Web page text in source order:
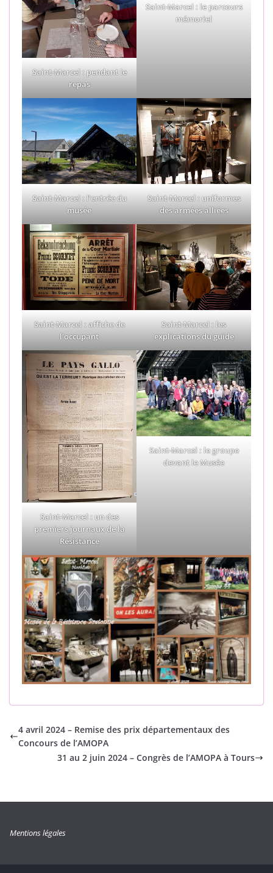
Saint-Marcel : pendant le
repas
Saint-Marcel : le parcours
mémoriel
Saint-Marcel : l’entrée du
musée
Saint-Marcel : uniformes
des armées alliées
Saint-Marcel : affiche de
l’occupant
Saint-Marcel : les
explications du guide
Saint-Marcel : un des
premiers journaux de la
Résistance
Saint-Marcel : le groupe
devant le Musée
4 avril 2024 – Remise des prix départementaux des
Concours de l’AMOPA
31 au 2 juin 2024 – Congrès de l’AMOPA à Tours
Mentions légales